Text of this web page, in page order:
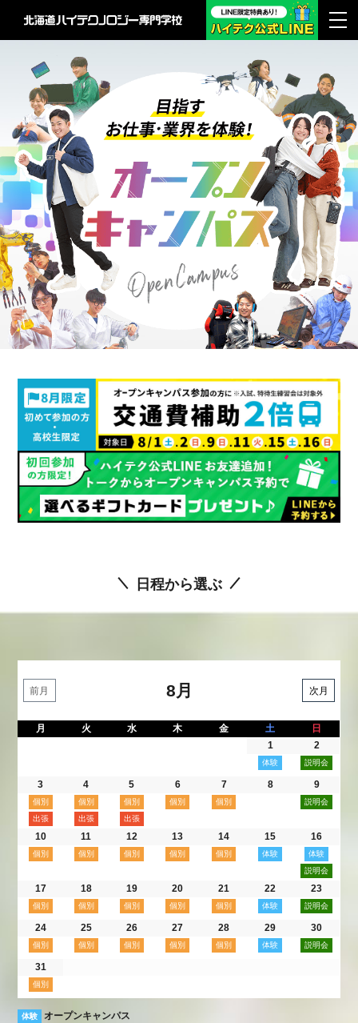
日程から選ぶ
前月 8月 次月
月 火 水 木 金 土
日
1
2
3 4 5 6 7 8 9
10 11 12 13 14 15 16
17 18 19 20 21 22 23
24 25 26 27 28 29 30
31
体験
オープンキャンパス